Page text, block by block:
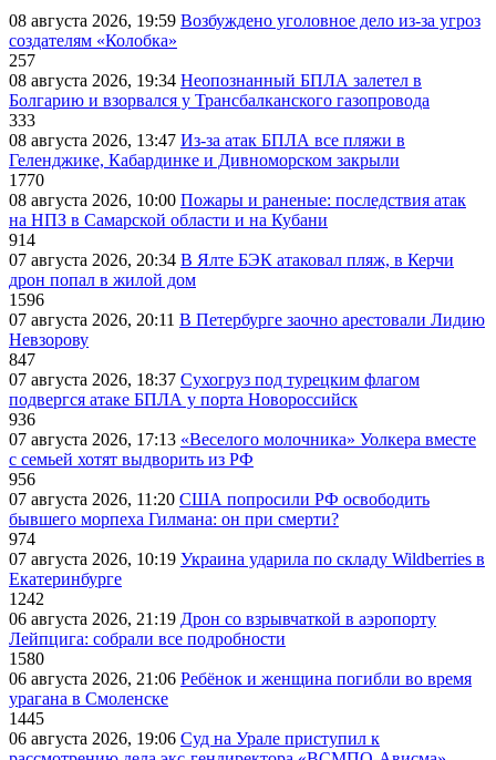
08 августа 2026, 19:59 Возбуждено уголовное дело из-за угроз
создателям «Колобка»
257
08 августа 2026, 19:34 Неопознанный БПЛА залетел в
Болгарию и взорвался у Трансбалканского газопровода
333
08 августа 2026, 13:47 Из-за атак БПЛА все пляжи в
Геленджике, Кабардинке и Дивноморском закрыли
1770
08 августа 2026, 10:00 Пожары и раненые: последствия атак
на НПЗ в Самарской области и на Кубани
914
07 августа 2026, 20:34 В Ялте БЭК атаковал пляж, в Керчи
дрон попал в жилой дом
1596
07 августа 2026, 20:11 В Петербурге заочно арестовали Лидию
Невзорову
847
07 августа 2026, 18:37 Сухогруз под турецким флагом
подвергся атаке БПЛА у порта Новороссийск
936
07 августа 2026, 17:13 «Веселого молочника» Уолкера вместе
с семьей хотят выдворить из РФ
956
07 августа 2026, 11:20 США попросили РФ освободить
бывшего морпеха Гилмана: он при смерти?
974
07 августа 2026, 10:19 Украина ударила по складу Wildberries в
Екатеринбурге
1242
06 августа 2026, 21:19 Дрон со взрывчаткой в аэропорту
Лейпцига: собрали все подробности
1580
06 августа 2026, 21:06 Ребёнок и женщина погибли во время
урагана в Смоленске
1445
06 августа 2026, 19:06 Суд на Урале приступил к